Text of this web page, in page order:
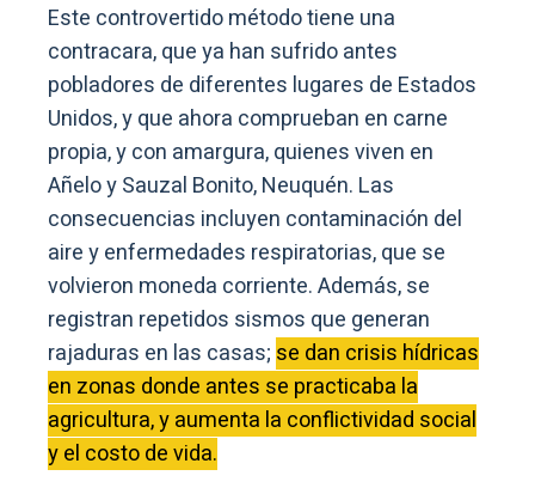
Este controvertido método tiene una
contracara, que ya han sufrido antes
pobladores de diferentes lugares de Estados
Unidos, y que ahora comprueban en carne
propia, y con amargura, quienes viven en
Añelo y Sauzal Bonito, Neuquén. Las
consecuencias incluyen contaminación del
aire y enfermedades respiratorias, que se
volvieron moneda corriente. Además, se
registran repetidos sismos que generan
rajaduras en las casas; se dan crisis hídricas
en zonas donde antes se practicaba la
agricultura, y aumenta la conflictividad social
y el costo de vida.